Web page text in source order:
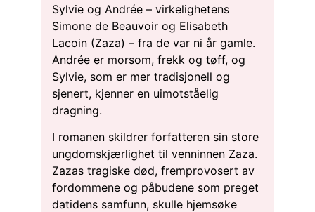
Sylvie og Andrée – virkelighetens
Simone de Beauvoir og Elisabeth
Lacoin (Zaza) – fra de var ni år gamle.
Andrée er morsom, frekk og tøff, og
Sylvie, som er mer tradisjonell og
sjenert, kjenner en uimotståelig
dragning.
I romanen skildrer forfatteren sin store
ungdomskjærlighet til venninnen Zaza.
Zazas tragiske død, fremprovosert av
fordommene og påbudene som preget
datidens samfunn, skulle hjemsøke